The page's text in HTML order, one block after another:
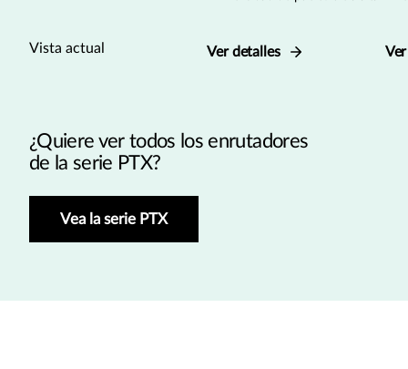
Vista actual Ver detalles
¿Quiere ver todos los enrutadores
de la serie PTX?
Vea la serie PTX